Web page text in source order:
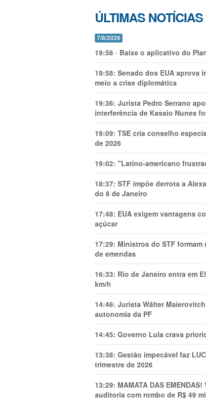
ÚLTIMAS NOTÍCIAS
7/8/2026
19:58 - Baixe o aplicativo do
19:58: Senado dos EUA aprova
meio a crise diplomática
19:36: Jurista Pedro Serrano
interferência de Kassio Nunes
19:09: TSE cria conselho
de 2026
19:02: "Latino-americano
18:37: STF impõe derrota a
do 8 de Janeiro
17:48: EUA exigem vantagens
açúcar
17:29: Ministros do STF
de emendas
16:33: Rio de Janeiro entra em
km/h
14:46: Jurista Wálter
autonomia da PF
14:45: Governo Lula crava
13:38: Gestão impecável faz
trimestre de 2026
13:29: MAMATA DAS
auditoria com rombo de R$ 49